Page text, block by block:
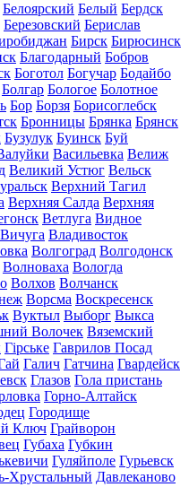
Белоярский Белый Бердск
Березовский Берислав
Бирск Бирюсинск
Благодарный Бобров
Боготол Богучар Бодайбо
Болгар Бологое Болотное
Бор Борзя Борисоглебск
Бронницы Брянка Брянск
Бузулук Буинск Буй
Васильевка Велиж
Великий Устюг Вельск
Верхний Тагил
Верхняя Салда Верхняя
Ветлуга Видное
Вичуга Владивосток
Волгоград Волгодонск
Волноваха Вологда
Волхов Волчанск
Ворсма Воскресенск
Вуктыл Выборг Выкса
Волочек Вяземский
Гірське Гаврилов Посад
Галич Гатчина Гвардейск
Глазов Гола пристань
Горно-Алтайск
Городище
Ключ Грайворон
Губаха Губкин
Гуляйполе Гурьевск
Хрустальный Давлеканово